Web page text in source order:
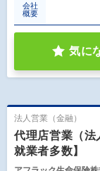
会社
概要
気に
法人営業（金融）
代理店営業（法
就業者多数】